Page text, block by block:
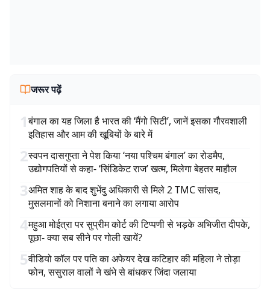
जरूर पढ़ें
1बंगाल का यह जिला है भारत की ‘मैंगो सिटी’, जानें इसका गौरवशाली
इतिहास और आम की खूबियों के बारे में
2स्वपन दासगुप्ता ने पेश किया ‘नया पश्चिम बंगाल’ का रोडमैप,
उद्योगपतियों से कहा- ‘सिंडिकेट राज’ खत्म, मिलेगा बेहतर माहौल
3अमित शाह के बाद शुभेंदु अधिकारी से मिले 2 TMC सांसद,
मुसलमानों को निशाना बनाने का लगाया आरोप
4महुआ मोईत्रा पर सुप्रीम कोर्ट की टिप्पणी से भड़के अभिजीत दीपके,
पूछा- क्या सब सीने पर गोली खायें?
5वीडियो कॉल पर पति का अफेयर देख कटिहार की महिला ने तोड़ा
फोन, ससुराल वालों ने खंभे से बांधकर जिंदा जलाया